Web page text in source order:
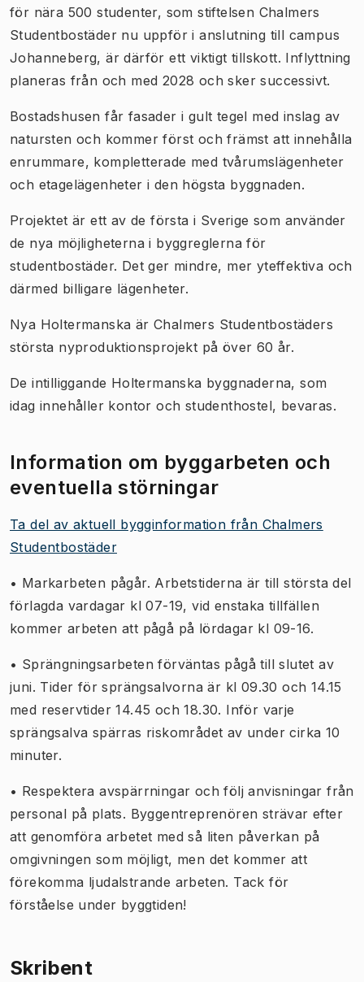
för nära 500 studenter, som stiftelsen Chalmers
Studentbostäder nu uppför i anslutning till campus
Johanneberg, är därför ett viktigt tillskott. Inflyttning
planeras från och med 2028 och sker successivt.
Bostadshusen får fasader i gult tegel med inslag av
natursten och kommer först och främst att innehålla
enrummare, kompletterade med tvårumslägenheter
och etagelägenheter i den högsta byggnaden.
Projektet är ett av de första i Sverige som använder
de nya möjligheterna i byggreglerna för
studentbostäder. Det ger mindre, mer yteffektiva och
därmed billigare lägenheter.
Nya Holtermanska är Chalmers Studentbostäders
största nyproduktionsprojekt på över 60 år.
De intilliggande Holtermanska byggnaderna, som
idag innehåller kontor och studenthostel, bevaras.
Information om byggarbeten och
eventuella störningar
Ta del av aktuell bygginformation från Chalmers
Studentbostäder
• Markarbeten pågår. Arbetstiderna är till största del
förlagda vardagar kl 07-19, vid enstaka tillfällen
kommer arbeten att pågå på lördagar kl 09-16.
• Sprängningsarbeten förväntas pågå till slutet av
juni. Tider för sprängsalvorna är kl 09.30 och 14.15
med reservtider 14.45 och 18.30. Inför varje
sprängsalva spärras riskområdet av under cirka 10
minuter.
• Respektera avspärrningar och följ anvisningar från
personal på plats. Byggentreprenören strävar efter
att genomföra arbetet med så liten påverkan på
omgivningen som möjligt, men det kommer att
förekomma ljudalstrande arbeten. Tack för
förståelse under byggtiden!
Skribent